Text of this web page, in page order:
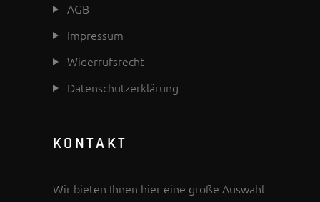
AGB
Impressum
Widerrufsrecht
Datenschutzerklärung
KONTAKT
Wir bieten Ihnen hier eine große Auswahl